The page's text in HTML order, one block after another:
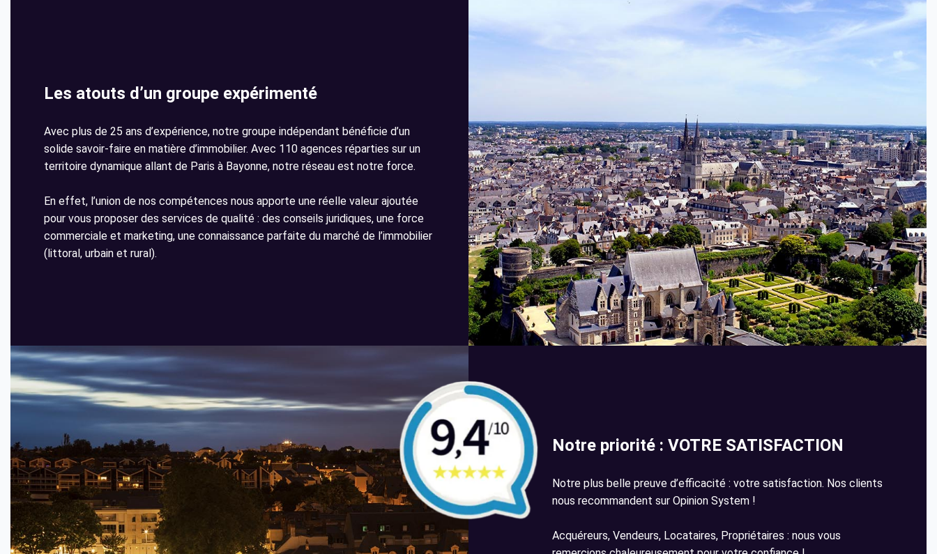
Les atouts d’un groupe expérimenté
Avec plus de 25 ans d’expérience, notre groupe indépendant bénéficie d’un
solide savoir-faire en matière d’immobilier. Avec 110 agences réparties sur un
territoire dynamique allant de Paris à Bayonne, notre réseau est notre force.
En effet, l’union de nos compétences nous apporte une réelle valeur ajoutée
pour vous proposer des services de qualité : des conseils juridiques, une force
commerciale et marketing, une connaissance parfaite du marché de l’immobilier
(littoral, urbain et rural).
Notre priorité : VOTRE SATISFACTION
Notre plus belle preuve d’efficacité : votre satisfaction. Nos clients
nous recommandent sur Opinion System !
Acquéreurs, Vendeurs, Locataires, Propriétaires : nous vous